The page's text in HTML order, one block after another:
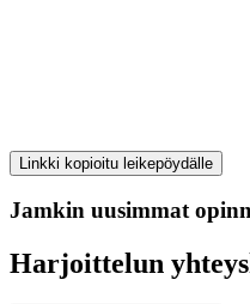
Linkki kopioitu leikepöydälle
Jamkin uusimmat
Harjoittelun